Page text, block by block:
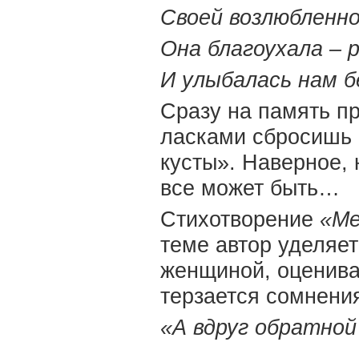
Своей
Она благоухала –
И улыбалась нам
Сразу на память
ласками
кусты». Наверное,
все может быть…
Стихотворение
теме автор
женщиной,
терзается
«А вдруг